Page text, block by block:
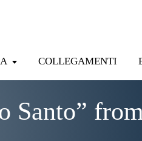
COLLEGAMENTI
Santo” from